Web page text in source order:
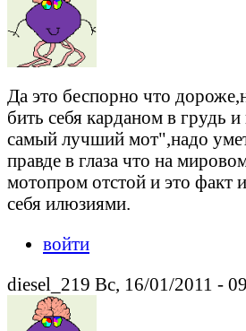
Да это беспорно что
бить себя карданом в грудь
самый лучший мот",надо
правде в глаза что на
мотопром отстой и это факт
себя илюзиями.
войти
diesel_219 Вс, 16/01/2011 -